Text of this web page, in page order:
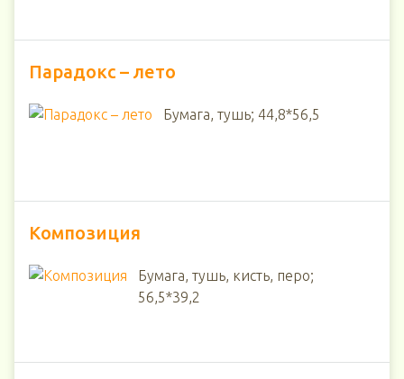
Парадокс – лето
Бумага, тушь; 44,8*56,5
Композиция
Бумага, тушь, кисть, перо;
56,5*39,2